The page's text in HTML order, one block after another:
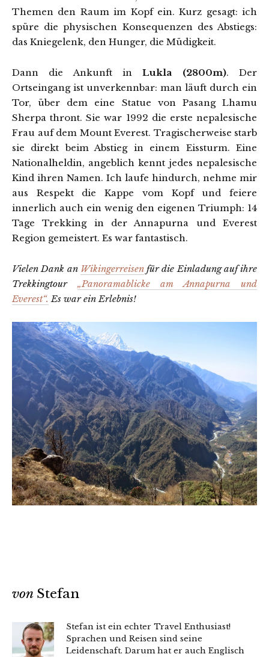
Themen den Raum im Kopf ein. Kurz gesagt: ich
spüre die physischen Konsequenzen des Abstiegs:
das Kniegelenk, den Hunger, die Müdigkeit.
Dann die Ankunft inLukla (2800m). Der
Ortseingang ist unverkennbar: man läuft durch ein
Tor, über dem eine Statue von Pasang Lhamu
Sherpa thront. Sie war 1992 die erste nepalesische
Frau auf dem Mount Everest. Tragischerweise starb
sie direkt beim Abstieg in einem Eissturm. Eine
Nationalheldin, angeblich kennt jedes nepalesische
Kind ihren Namen. Ich laufe hindurch, nehme mir
aus Respekt die Kappe vom Kopf und feiere
innerlich auch ein wenig den eigenen Triumph: 14
Tage Trekking in der Annapurna und Everest
Region gemeistert. Es war fantastisch.
Vielen Dank an Wikingerreisenfür die Einladung auf ihre
Trekkingtour „Panoramablicke am Annapurna und
Everest“. Es war ein Erlebnis!
von Stefan
Stefan ist ein echter Travel Enthusiast!
Sprachen und Reisen sind seine
Leidenschaft. Darum hat er auch Englisch